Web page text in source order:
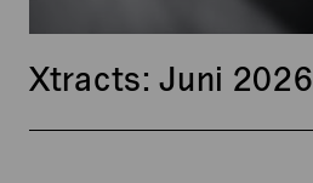
Xtracts: Juni 2026